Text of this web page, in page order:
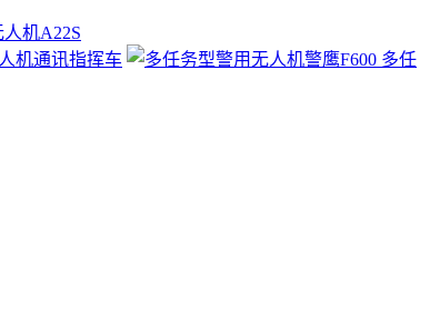
机A22S
机通讯指挥车
多任